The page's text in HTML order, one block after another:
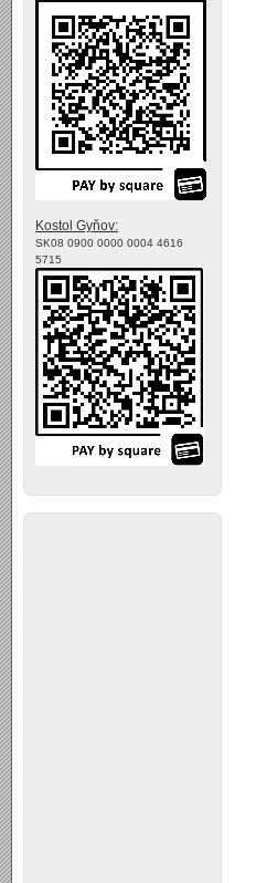
Kostol Gyňov:
SK08 0900 0000 0004 4616
5715